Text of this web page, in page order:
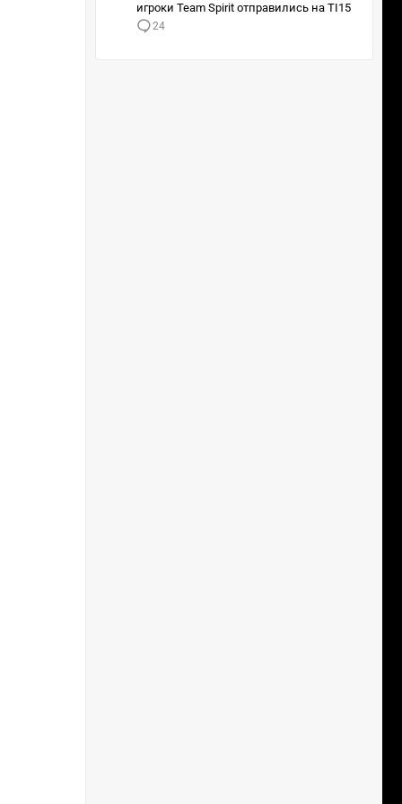
игроки Team Spirit отправились на TI15
24